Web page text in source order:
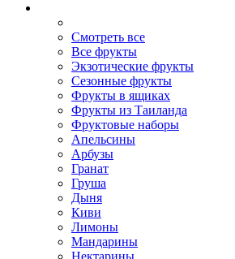
Смотреть все
Все фрукты
Экзотические фрукты
Сезонные фрукты
Фрукты в ящиках
Фрукты из Таиланда
Фруктовые наборы
Апельсины
Арбузы
Гранат
Груша
Дыня
Киви
Лимоны
Мандарины